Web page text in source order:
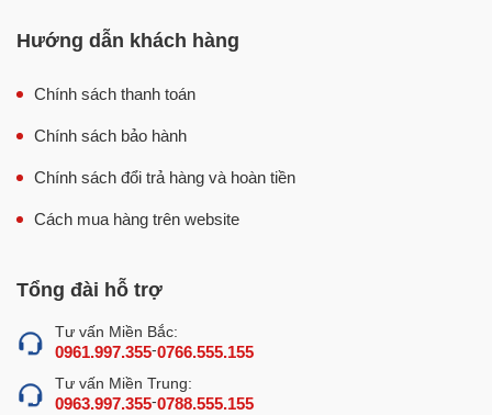
nhuyễn chỉ trong 2-3 phút, rất nhanh chóng và tiết kiệm
công sức cho bạn.
Máy xay đa năng nhiều loại thực phẩm
Thiết kế nổi bật của máy xay giò chả
Hướng dẫn khách hàng
Chính sách thanh toán
Chính sách bảo hành
Chính sách đổi trả hàng và hoàn tiền
Cách mua hàng trên website
Tổng đài hỗ trợ
Tư vấn Miền Bắc:
0961.997.355-0766.555.155
Tư vấn Miền Trung:
0963.997.355-0788.555.155